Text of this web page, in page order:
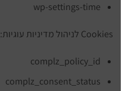
wp-settings-time
Cookies לניהול מדיניות עוגיות:
complz_policy_id
complz_consent_status